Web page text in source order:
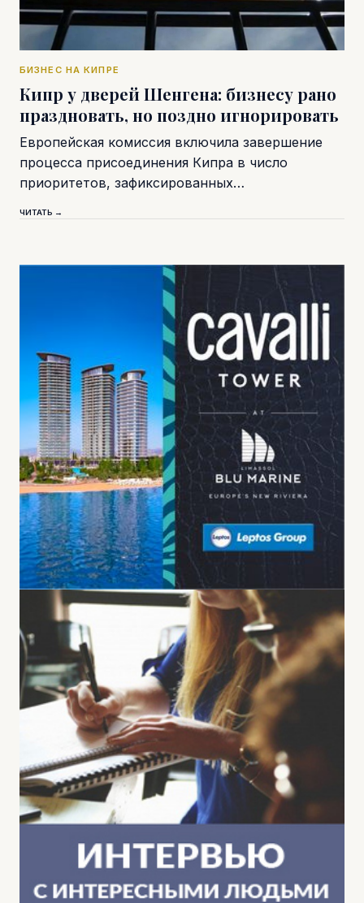
БИЗНЕС НА КИПРЕ
Кипр у дверей Шенгена: бизнесу рано
праздновать, но поздно игнорировать
Европейская комиссия включила завершение
процесса присоединения Кипра в число
приоритетов, зафиксированных…
ЧИТАТЬ →